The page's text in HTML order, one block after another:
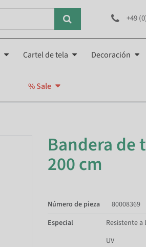
+49
Cartel de tela Decoración
% Sale
Bandera de
200 cm
Número de pieza
80008369
Especial
Resistente a
UV